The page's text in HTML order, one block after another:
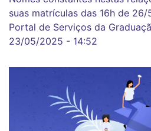
suas matrículas das 16h de
Portal de Serviços da
23/05/2025 - 14:52